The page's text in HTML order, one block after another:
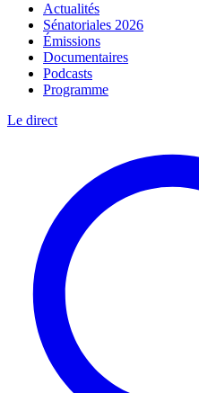
Actualités
Sénatoriales 2026
Émissions
Documentaires
Podcasts
Programme
Le direct